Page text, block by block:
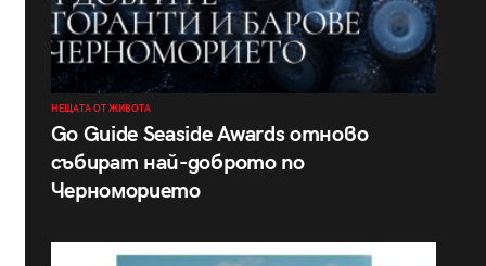
НЕЩАТА ОТ ЖИВОТА
Go Guide Seaside Awards отново
събират най-доброто по
Черноморието